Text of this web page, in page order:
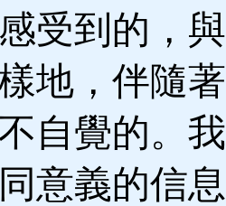
受到的，
地，伴隨
自覺的。
意義的信